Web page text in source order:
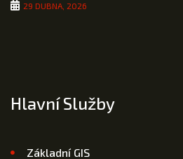
29 DUBNA, 2026
Hlavní Služby
Základní GIS